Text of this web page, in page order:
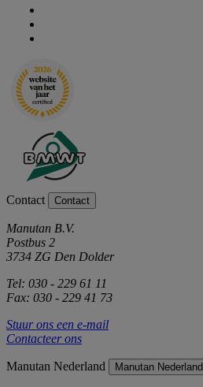
Contact Contact
Manutan B.V.
Postbus 2
3734 ZG Den Dolder
Tel: 030 - 229 61 11
Fax: 030 - 229 41 73
Stuur ons een e-mail
Contacteer ons
Manutan Nederland Manutan Nederland